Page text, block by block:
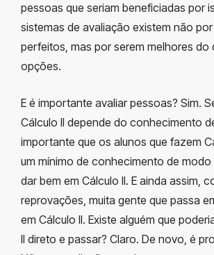
pessoas que seriam beneficiadas por
sistemas de avaliação existem não
perfeitos, mas por serem melhores do
opções.
E é importante avaliar pessoas? Sim.
Cálculo II depende do conhecimento
importante que os alunos que fazem
um mínimo de conhecimento de modo
dar bem em Cálculo II. E ainda assim,
reprovações, muita gente que passa
em Cálculo II. Existe alguém que
II direto e passar? Claro. De novo, é